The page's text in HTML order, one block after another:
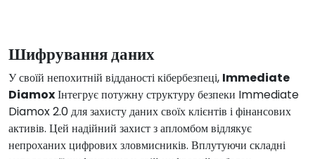
Шифрування даних
У своїй непохитній відданості кібербезпеці, Immediate
DiamoxІнтегрує потужну структуру безпеки Immediate
Diamox 2.0 для захисту даних своїх клієнтів і фінансових
активів. Цей надійний захист з апломбом відлякує
непроханих цифрових зловмисників. Вплутуючи складні